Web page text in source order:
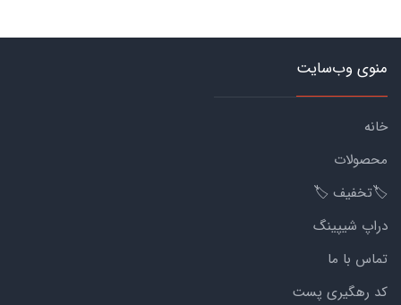
منوی وب‌سایت
خانه
محصولات
🏷️تخفیف 🏷️
دراپ شیپینگ
تماس با ما
کد رهگیری پست